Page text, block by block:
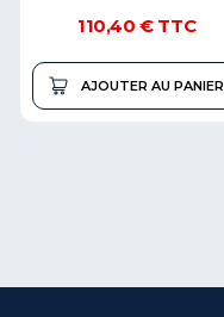
110,40 € TTC
AJOUTER AU PANIER